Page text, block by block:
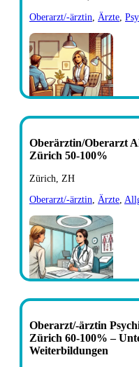
Oberarzt/-ärztin
Ärzte
Oberärztin/Oberarzt
Zürich 50-100%
Zürich, ZH
Oberarzt/-ärztin
Ärzte
Oberarzt/-ärztin
Zürich 60-100% –
Weiterbildungen